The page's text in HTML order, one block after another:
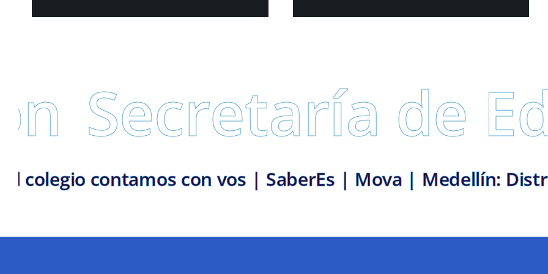
de
| En el colegio contamos con vos | SaberEs |